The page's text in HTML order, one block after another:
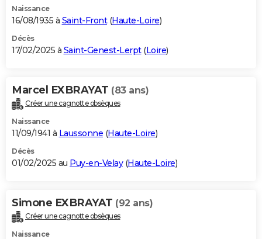
Naissance
16/08/1935 à Saint-Front(Haute-Loire)
Décès
17/02/2025 à Saint-Genest-Lerpt(Loire)
Marcel EXBRAYAT (83 ans)
Créer une cagnotte obsèques
Naissance
11/09/1941 à Laussonne (Haute-Loire)
Décès
01/02/2025 au Puy-en-Velay(Haute-Loire)
Simone EXBRAYAT (92 ans)
Créer une cagnotte obsèques
Naissance